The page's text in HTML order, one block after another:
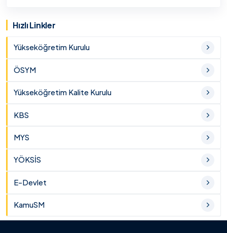
Hızlı Linkler
Yükseköğretim Kurulu
ÖSYM
Yükseköğretim Kalite Kurulu
KBS
MYS
YÖKSİS
E-Devlet
KamuSM